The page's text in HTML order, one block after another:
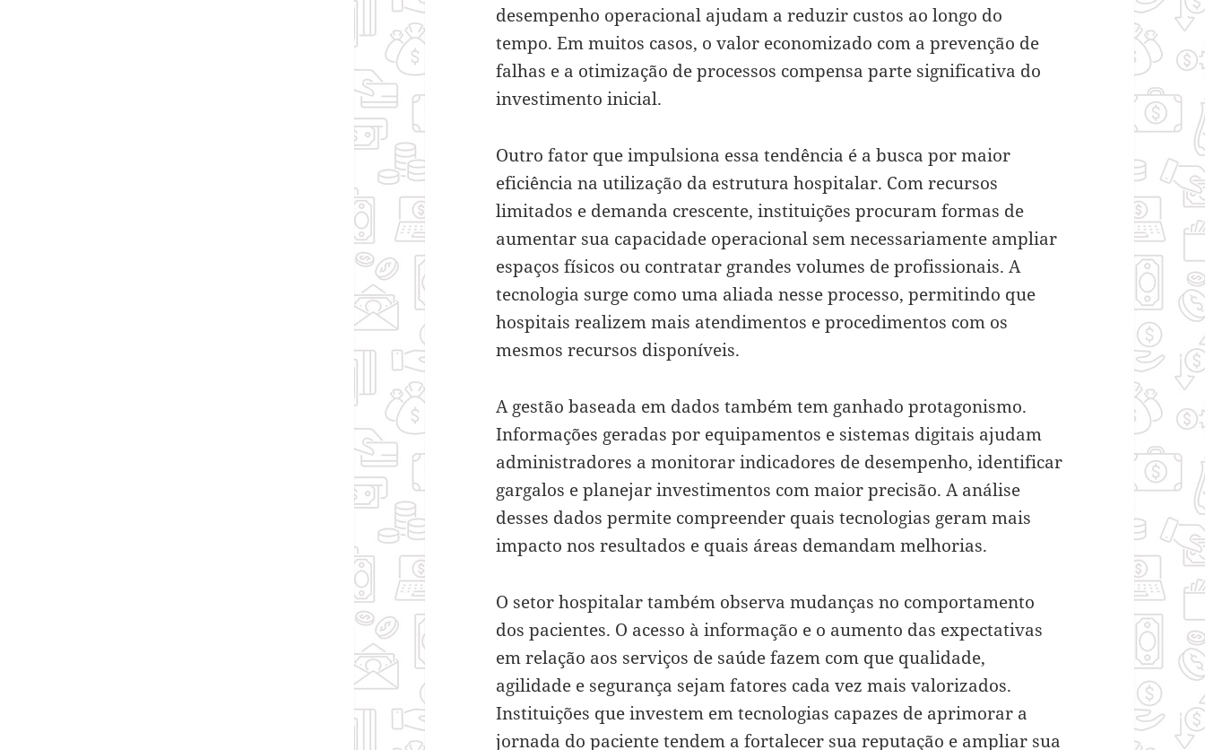
desempenho operacional ajudam a reduzir custos ao longo do
tempo. Em muitos casos, o valor economizado com a prevenção de
falhas e a otimização de processos compensa parte significativa do
investimento inicial.
Outro fator que impulsiona essa tendência é a busca por maior
eficiência na utilização da estrutura hospitalar. Com recursos
limitados e demanda crescente, instituições procuram formas de
aumentar sua capacidade operacional sem necessariamente ampliar
espaços físicos ou contratar grandes volumes de profissionais. A
tecnologia surge como uma aliada nesse processo, permitindo que
hospitais realizem mais atendimentos e procedimentos com os
mesmos recursos disponíveis.
A gestão baseada em dados também tem ganhado protagonismo.
Informações geradas por equipamentos e sistemas digitais ajudam
administradores a monitorar indicadores de desempenho, identificar
gargalos e planejar investimentos com maior precisão. A análise
desses dados permite compreender quais tecnologias geram mais
impacto nos resultados e quais áreas demandam melhorias.
O setor hospitalar também observa mudanças no comportamento
dos pacientes. O acesso à informação e o aumento das expectativas
em relação aos serviços de saúde fazem com que qualidade,
agilidade e segurança sejam fatores cada vez mais valorizados.
Instituições que investem em tecnologias capazes de aprimorar a
jornada do paciente tendem a fortalecer sua reputação e ampliar sua